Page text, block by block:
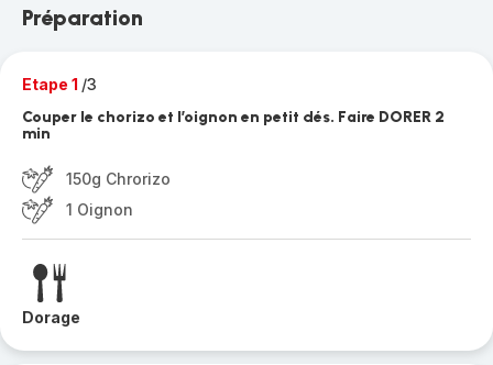
Préparation
Etape 1 /3
Couper le chorizo et l’oignon en petit dés. Faire DORER 2
min
150g Chrorizo
1 Oignon
Dorage